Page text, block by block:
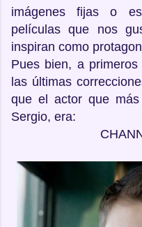
imágenes fijas o
películas que nos
inspiran como
Pues bien, a
las últimas
que el actor que
Sergio, era: